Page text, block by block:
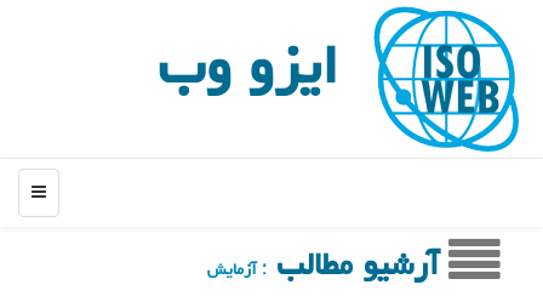
ایزو وب
منو
آرشیو مطالب : آزمایش